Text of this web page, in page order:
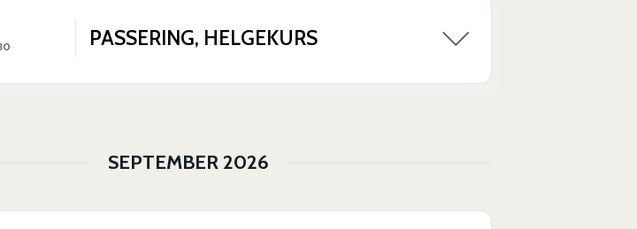
PASSERING, HELGEKURS
SEPTEMBER 2026